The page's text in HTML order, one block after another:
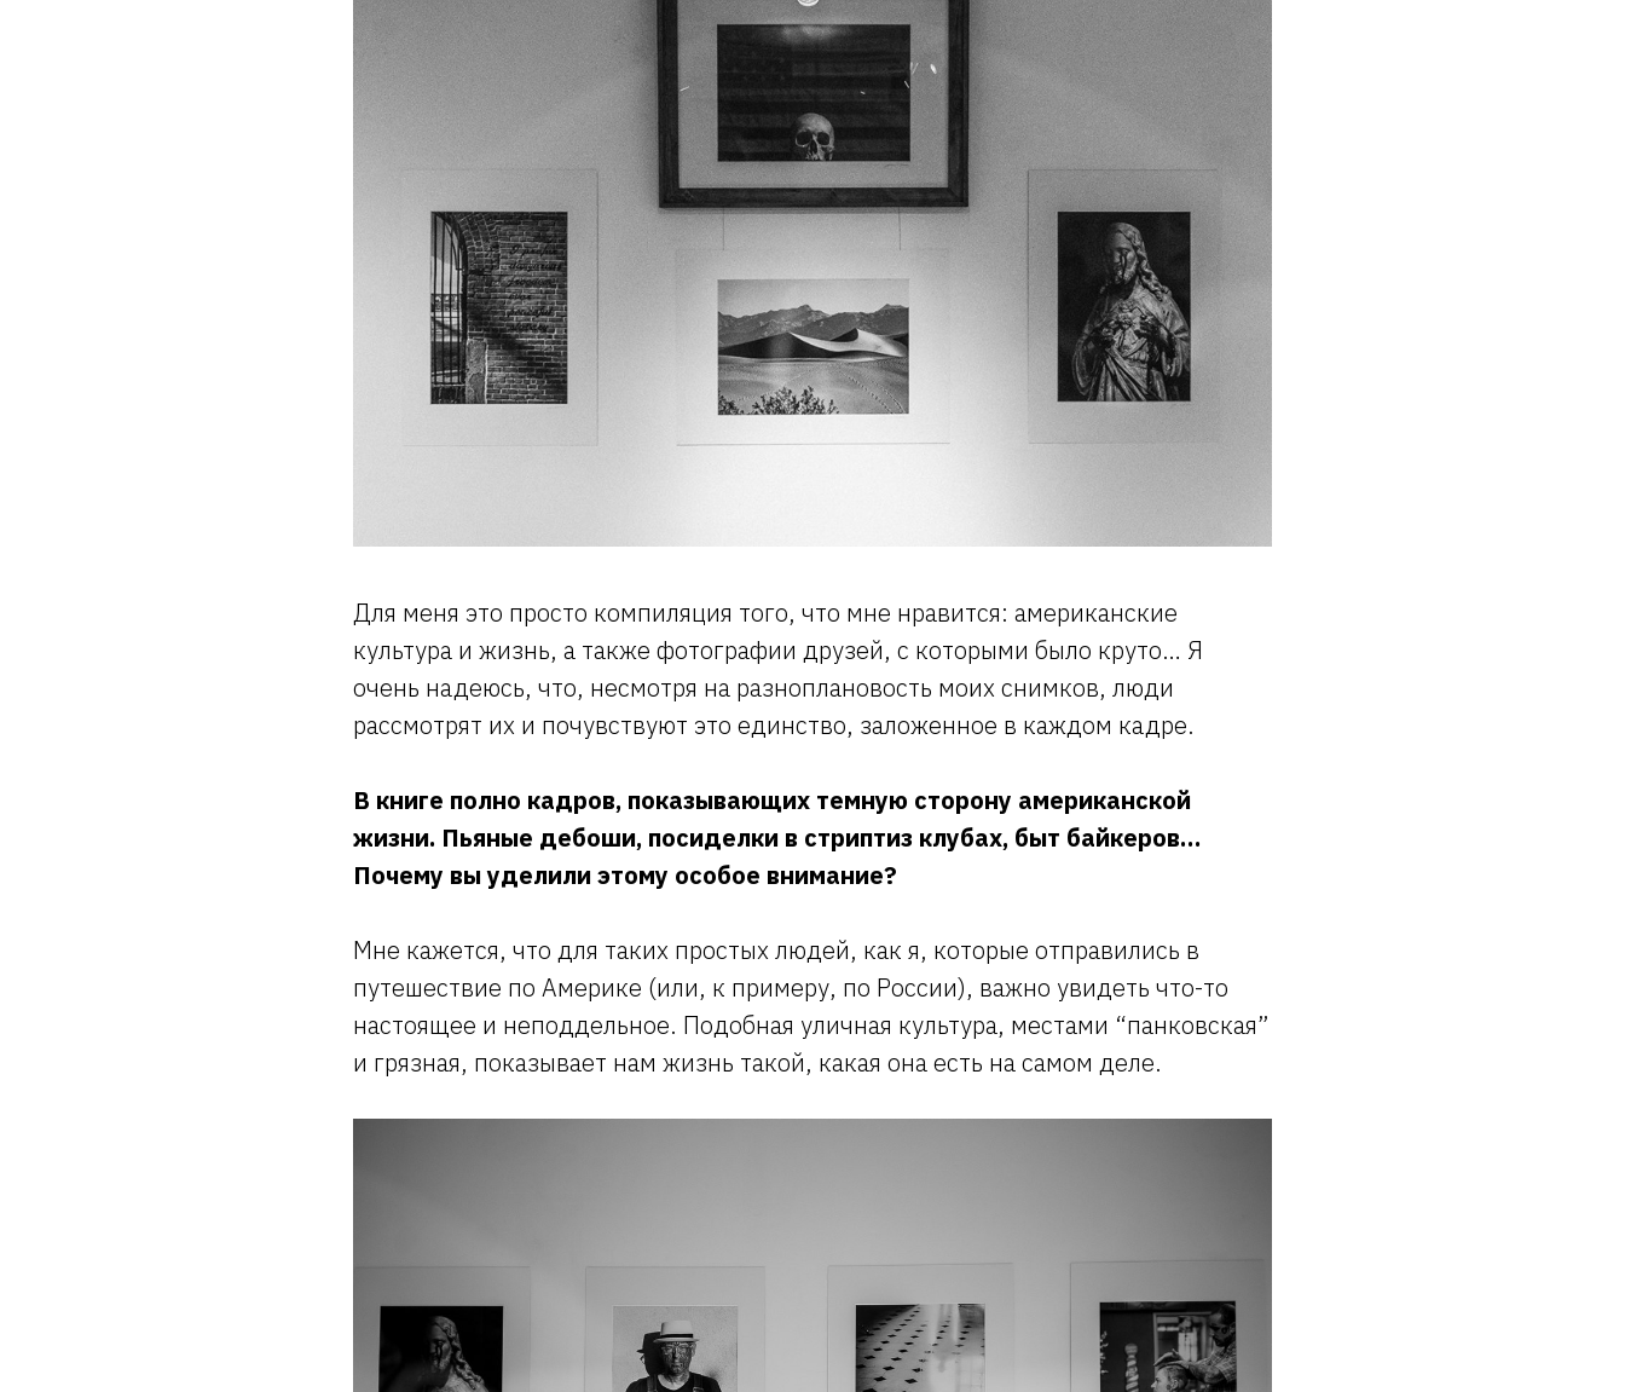
Для меня это просто компиляция того, что мне нравится: американские
культура и жизнь, а также фотографии друзей, с которыми было круто… Я
очень надеюсь, что, несмотря на разноплановость моих снимков, люди
рассмотрят их и почувствуют это единство, заложенное в каждом кадре.
В книге полно кадров, показывающих темную сторону американской
жизни. Пьяные дебоши, посиделки в стриптиз клубах, быт байкеров…
Почему вы уделили этому особое внимание?
Мне кажется, что для таких простых людей, как я, которые отправились в
путешествие по Америке (или, к примеру, по России), важно увидеть что-то
настоящее и неподдельное. Подобная уличная культура, местами “панковская”
и грязная, показывает нам жизнь такой, какая она есть на самом деле.